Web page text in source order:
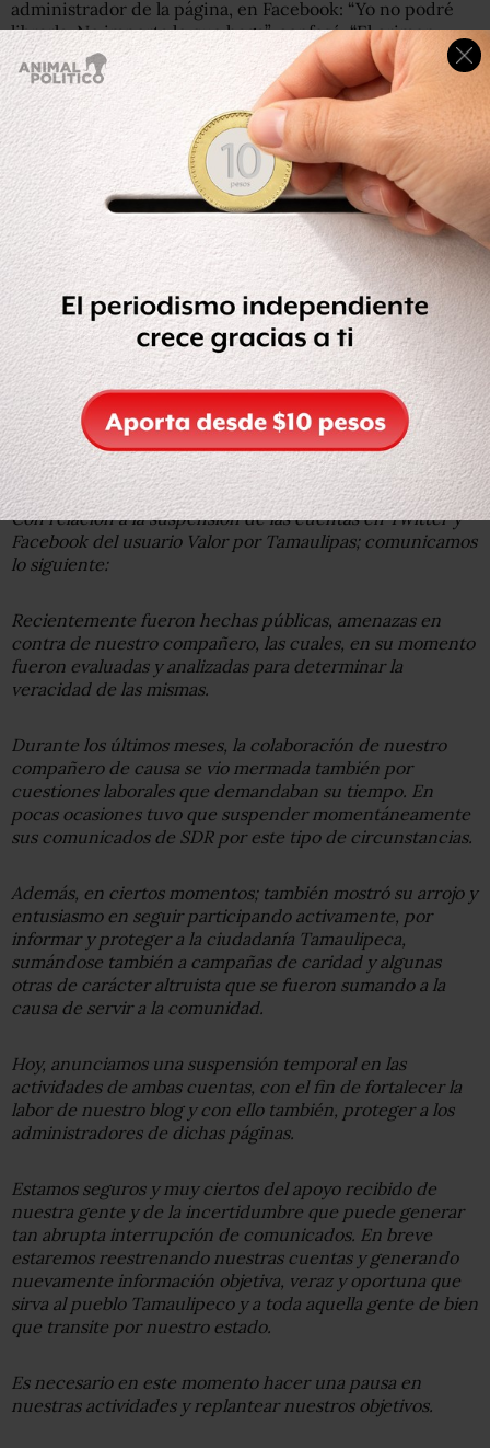
administrador de la página, en Facebook: “Yo no podré
librarla. No importa lo que haga”, confesó. “El crimen
organizado es implacable con la gente que habla de la
situación de violencia, en mi estado está penado con la
muerte, y que exista una página como Valor por
Tamaulipas es una afrenta directa a su poder de
intimidación”.
Lee la entrevista completaaquí.
Respuesta de la cuenta @RespxTamaulipas
La cuenta@RespxTamaulipas, que se anuncia como una
“red de colaboración de causas civiles nobles que
requieran la participación ciudadana responsable”
publicó en Twitter yFacebookeste comunicado sobre la
desaparición de “Valor por Tamaulipas”:
A la opinión pública:
Con relación a la suspensión de las cuentas en Twitter y
Facebook del usuario Valor por Tamaulipas; comunicamos
lo siguiente:
Recientemente fueron hechas públicas, amenazas en
contra de nuestro compañero, las cuales, en su momento
fueron evaluadas y analizadas para determinar la
veracidad de las mismas.
Durante los últimos meses, la colaboración de nuestro
compañero de causa se vio mermada también por
cuestiones laborales que demandaban su tiempo. En
pocas ocasiones tuvo que suspender momentáneamente
sus comunicados de SDR por este tipo de circunstancias.
Además, en ciertos momentos; también mostró su arrojo y
entusiasmo en seguir participando activamente, por
informar y proteger a la ciudadanía Tamaulipeca,
sumándose también a campañas de caridad y algunas
otras de carácter altruista que se fueron sumando a la
causa de servir a la comunidad.
Hoy, anunciamos una suspensión temporal en las
actividades de ambas cuentas, con el fin de fortalecer la
labor de nuestro blog y con ello también, proteger a los
administradores de dichas páginas.
Estamos seguros y muy ciertos del apoyo recibido de
nuestra gente y de la incertidumbre que puede generar
tan abrupta interrupción de comunicados. En breve
estaremos reestrenando nuestras cuentas y generando
nuevamente información objetiva, veraz y oportuna que
sirva al pueblo Tamaulipeco y a toda aquella gente de bien
que transite por nuestro estado.
Es necesario en este momento hacer una pausa en
nuestras actividades y replantear nuestros objetivos.